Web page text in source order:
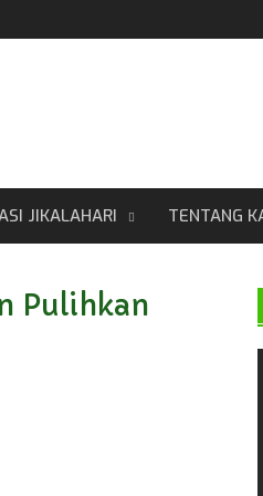
JIKALAHARI TENTANG
Pulihkan